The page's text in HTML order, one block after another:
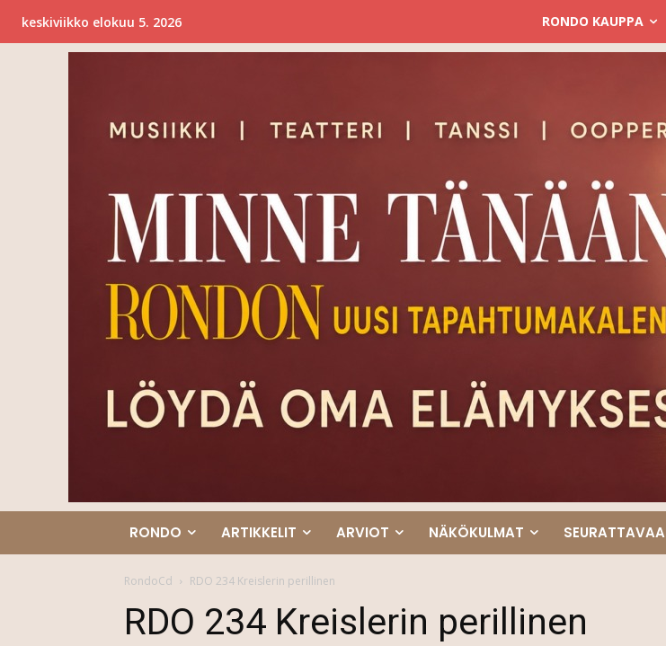
keskiviikko elokuu 5. 2026 RONDO KAUPPA
RONDO ARTIKKELIT ARVIOT NÄKÖKULMAT SEURATTAVAA
RondoCd RDO 234 Kreislerin perillinen
RDO 234 Kreislerin perillinen